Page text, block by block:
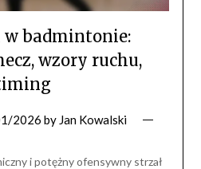
w badmintonie:
wzory ruchu,
2026 by Jan Kowalski
i potężny ofensywny strzał